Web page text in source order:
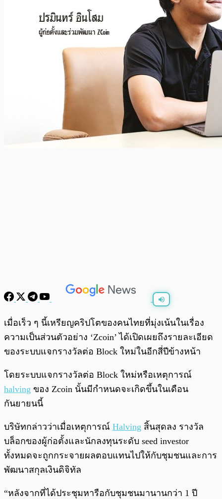
พร้อมเล่น 0:00/ 0:00
เมื่อเร็ว ๆ นี้เหรียญคริปโตของคนไทยที่มุ่งเน้นในเรื่อง
ความเป็นส่วนตัวอย่าง ‘Zcoin’ ได้เปิดเผยถึงรายละเอียด
ของระบบแจกรางวัลต่อ Block ใหม่ในอีกสี่ปีข้างหน้า
โดยระบบแจกรางวัลต่อ Block ใหม่หรือเหตุการณ์
halving ของ Zcoin นั้นมีกำหนดจะเกิดขึ้นในเดือน
กันยายนนี้
บริษัทกล่าวว่าเมื่อเหตุการณ์ Halving สิ้นสุดลง รางวัล
บล็อกของผู้ก่อตั้งและนักลงทุนระดับ seed investor
ทั้งหมดจะถูกกระจายผลตอบแทนไปให้กับชุมชนและการ
พัฒนาสกุลเงินดิจิทัล
“หลังจากที่ได้ประชุมหารือกับชุมชนมานานกว่า 1 ปี